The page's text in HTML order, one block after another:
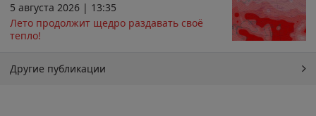
5 августа 2026 | 13:35
Лето продолжит щедро раздавать своё
тепло!
Другие публикации